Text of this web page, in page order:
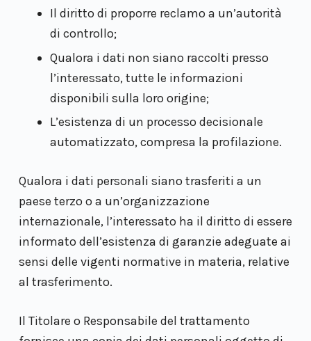
Il diritto di proporre reclamo a un’autorità
di controllo;
Qualora i dati non siano raccolti presso
l’interessato, tutte le informazioni
disponibili sulla loro origine;
L’esistenza di un processo decisionale
automatizzato, compresa la profilazione.
Qualora i dati personali siano trasferiti a un
paese terzo o a un’organizzazione
internazionale, l’interessato ha il diritto di essere
informato dell’esistenza di garanzie adeguate ai
sensi delle vigenti normative in materia, relative
al trasferimento.
Il Titolare o Responsabile del trattamento